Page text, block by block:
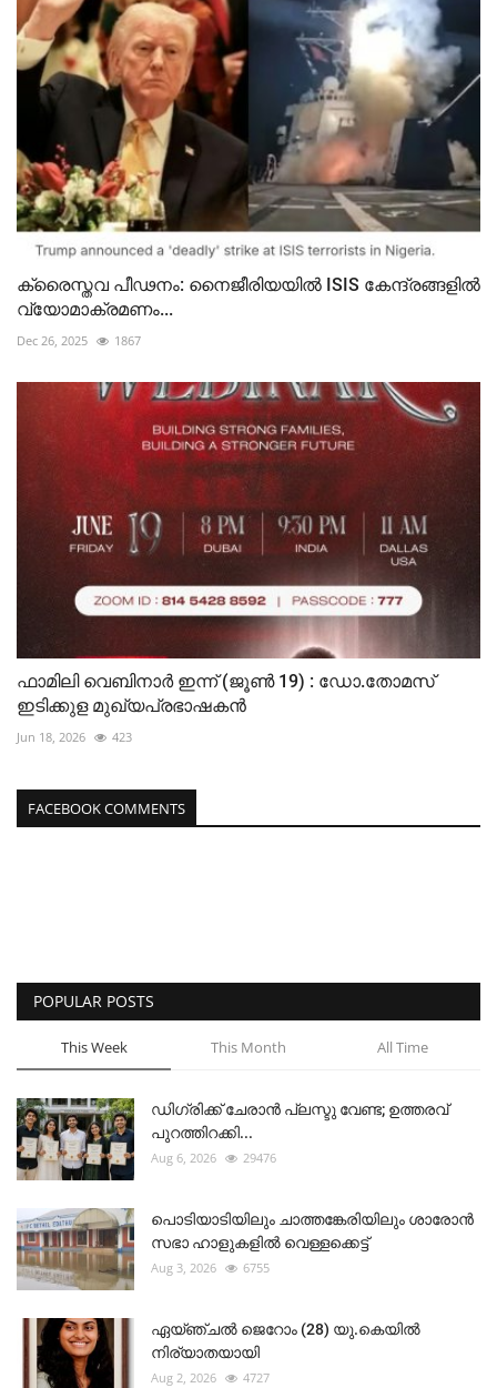
ക്രൈസ്തവ പീഢനം: നൈജീരിയയില്‍ ISIS കേന്ദ്രങ്ങളില്‍
വ്യോമാക്രമണം...
Dec 26, 2025 1867
ഫാമിലി വെബിനാർ ഇന്ന് (ജൂൺ 19) : ഡോ.തോമസ്
ഇടിക്കുള മുഖ്യപ്രഭാഷകൻ
Jun 18, 2026 423
FACEBOOK COMMENTS
POPULAR POSTS
This Week This Month All Time
ഡിഗ്രിക്ക് ചേരാന്‍ പ്ലസ്ടു വേണ്ട; ഉത്തരവ്
പുറത്തിറക്കി...
Aug 6, 2026 29476
പൊടിയാടിയിലും ചാത്തങ്കേരിയിലും ശാരോൻ
സഭാ ഹാളുകളിൽ വെള്ളക്കെട്ട്
Aug 3, 2026 6755
ഏയ്ഞ്ചൽ ജെറോം (28) യു.കെയിൽ
നിര്യാതയായി
Aug 2, 2026 4727